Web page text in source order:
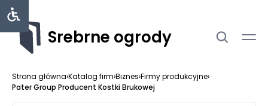
Srebrne ogrody
Strona główna›Katalog firm›Biznes›Firmy produkcyjne›
Pater Group Producent Kostki Brukowej